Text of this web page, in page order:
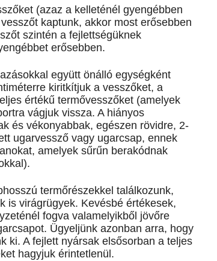
(azaz a kelleténél gyengébben
kaptunk, akkor most erősebben
szintén a fejlettségüknek
erősebben.
együtt önálló egységként
kiritkítjuk a vesszőket, a
értékű termővesszőket (amelyek
vágjuk vissza. A hiányos
és vékonyabbak, egészen rövidre, 2-
ugarvessző vagy ugarcsap, ennek
amelyek sűrűn berakódnak
termőrészekkel találkozunk,
is virágrügyek. Kevésbé értékesek,
fogva valamelyikből jövőre
Ügyeljünk azonban arra, hogy
ki. A fejlett nyársak elsősorban a teljes
hagyjuk érintetlenül.